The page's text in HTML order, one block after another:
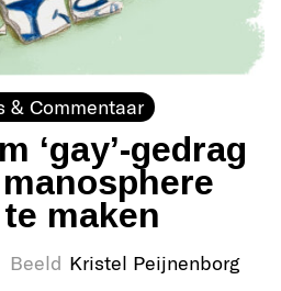
& Commentaar
‘gay’-gedrag
maken
Beeld Kristel Peijnenborg